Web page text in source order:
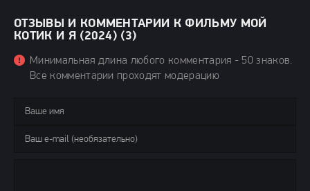
ОТЗЫВЫ И КОММЕНТАРИИ К ФИЛЬМУ МОЙ
КОТИК И Я (2024) (3)
Минимальная длина любого комментария - 50 знаков.
Все комментарии проходят модерацию